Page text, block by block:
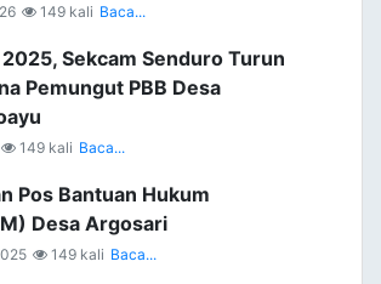
149 kali Baca...
Sekcam Senduro Turun
Pemungut PBB Desa
149 kali Baca...
Pos Bantuan Hukum
Desa Argosari
149 kali Baca...